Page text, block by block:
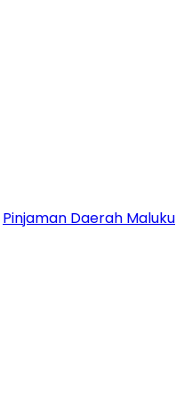
Pinjaman Daerah Maluku